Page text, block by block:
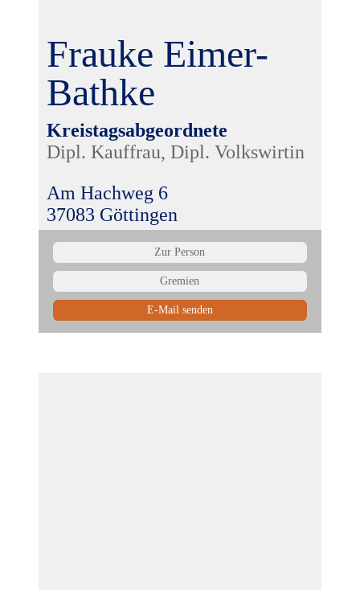
Frauke Eimer-
Bathke
Kreistagsabgeordnete
Dipl. Kauffrau, Dipl. Volkswirtin
Am Hachweg 6
37083 Göttingen
Zur Person
Gremien
E-Mail senden